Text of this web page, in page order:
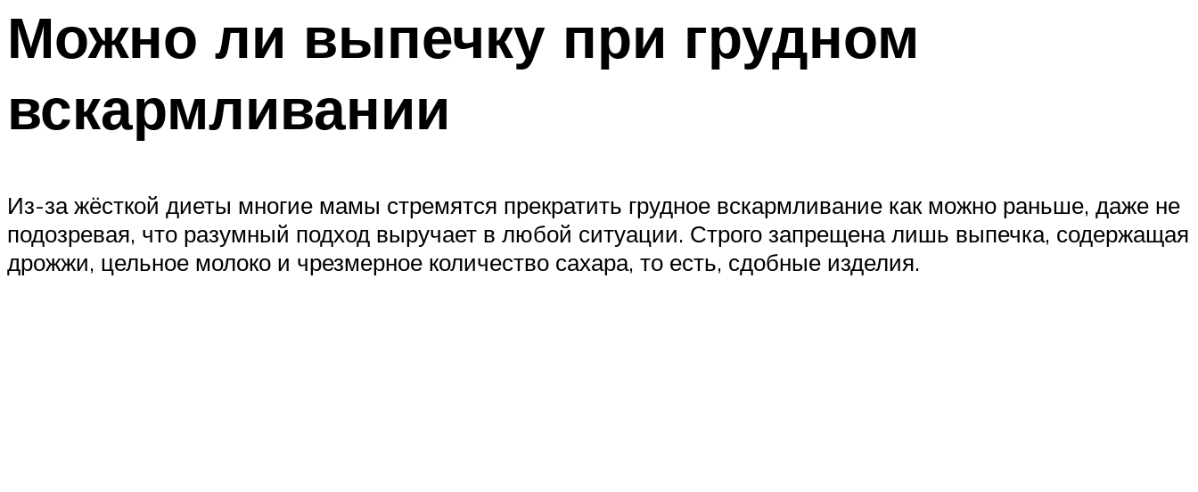
Можно ли выпечку при грудном
вскармливании
Из-за жёсткой диеты многие мамы стремятся прекратить грудное вскармливание как можно раньше, даже не
подозревая, что разумный подход выручает в любой ситуации. Строго запрещена лишь выпечка, содержащая
дрожжи, цельное молоко и чрезмерное количество сахара, то есть, сдобные изделия.